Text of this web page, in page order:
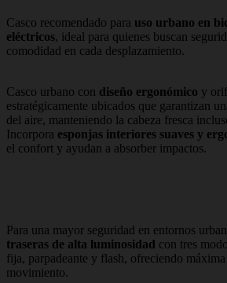
Casco recomendado para uso urbano en
eléctricos, ideal para quienes buscan
comodidad en cada desplazamiento.
Casco urbano con diseño ergonómico y
estratégicamente ubicados que garantizan
del aire, manteniendo la cabeza fresca
Incorpora esponjas interiores suaves y
el confort y ayudan a absorber impactos.
Para una mayor seguridad en entornos
traseras de alta luminosidad con tres
fija, parpadeante y flash, ofreciendo
movimiento.